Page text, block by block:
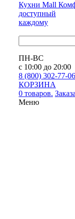
Кухни Mall
доступный
каждому
ПН-ВС
с 10:00 до 20:00
8 (800) 302-77-06
КОРЗИНА
0 товаров.
Меню